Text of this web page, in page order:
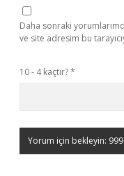
Daha sonraki
ve site adresim bu
10 - 4 kaçtır?*